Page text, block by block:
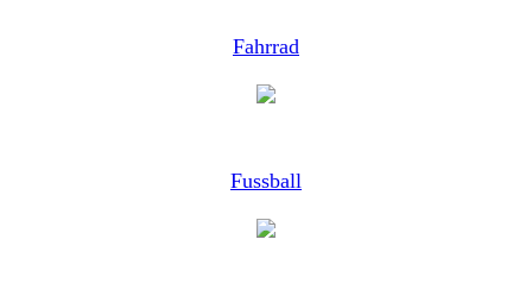
Fahrrad
Fussball